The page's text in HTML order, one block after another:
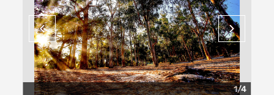
Filtros dos meses
1/4